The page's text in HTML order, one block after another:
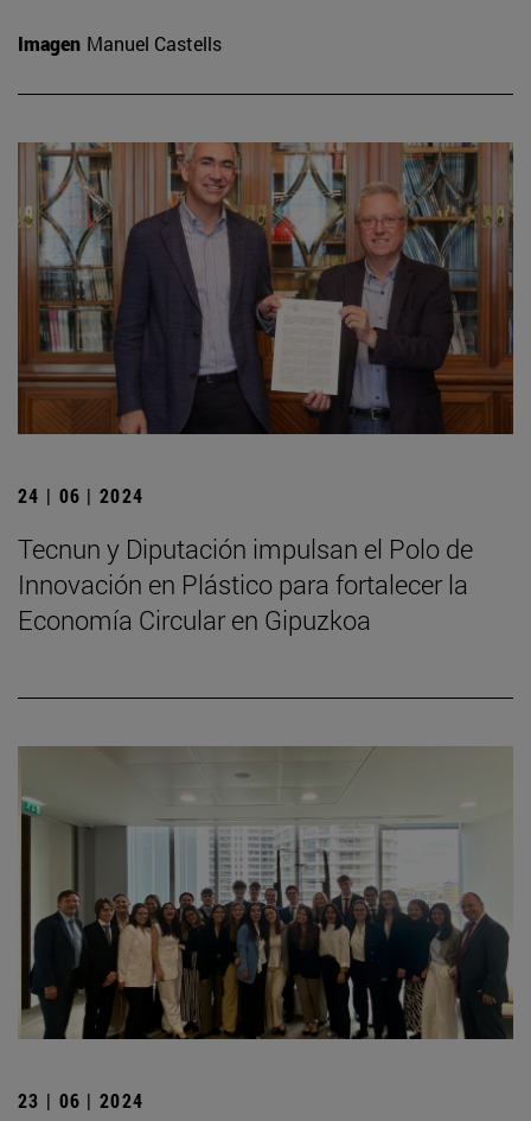
Imagen Manuel Castells
24 | 06 | 2024
Tecnun y Diputación impulsan el Polo de
Innovación en Plástico para fortalecer la
Economía Circular en Gipuzkoa
23 | 06 | 2024